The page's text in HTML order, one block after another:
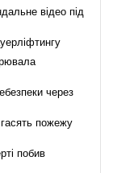
відео під
через
пожежу
побив